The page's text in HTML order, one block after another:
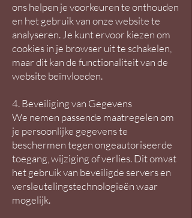
ons helpen je voorkeuren te onthouden
en het gebruik van onze website te
analyseren. Je kunt ervoor kiezen om
cookies in je browser uit te schakelen,
maar dit kan de functionaliteit van de
website beïnvloeden.
4. Beveiliging van Gegevens
We nemen passende maatregelen om
je persoonlijke gegevens te
beschermen tegen ongeautoriseerde
toegang, wijziging of verlies. Dit omvat
het gebruik van beveiligde servers en
versleutelingstechnologieën waar
mogelijk.